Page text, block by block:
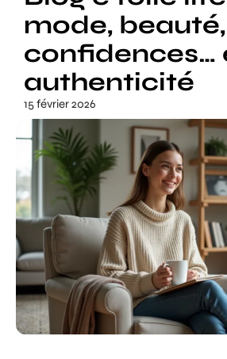
mode, beauté,
confidences…
authenticité
15 février 2026